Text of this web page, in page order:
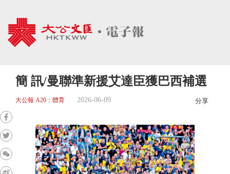
簡 訊/曼聯準新援艾達臣獲巴西補選
大公報 A20：體育 2026-06-09 分享